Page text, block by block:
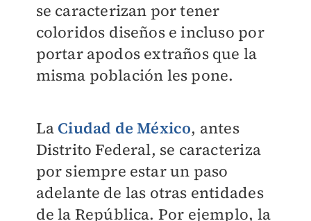
se caracterizan por tener
coloridos diseños e incluso por
portar apodos extraños que la
misma población les pone.
La Ciudad de México, antes
Distrito Federal, se caracteriza
por siempre estar un paso
adelante de las otras entidades
de la República. Por ejemplo, la